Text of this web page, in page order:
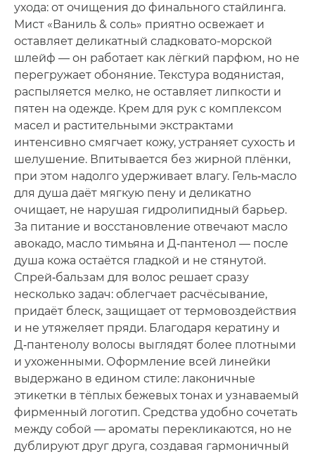
ухода: от очищения до финального стайлинга.
Мист «Ваниль & соль» приятно освежает и
оставляет деликатный сладковато-морской
шлейф — он работает как лёгкий парфюм, но не
перегружает обоняние. Текстура водянистая,
распыляется мелко, не оставляет липкости и
пятен на одежде. Крем для рук с комплексом
масел и растительными экстрактами
интенсивно смягчает кожу, устраняет сухость и
шелушение. Впитывается без жирной плёнки,
при этом надолго удерживает влагу. Гель‑масло
для душа даёт мягкую пену и деликатно
очищает, не нарушая гидролипидный барьер.
За питание и восстановление отвечают масло
авокадо, масло тимьяна и Д‑пантенол — после
душа кожа остаётся гладкой и не стянутой.
Спрей‑бальзам для волос решает сразу
несколько задач: облегчает расчёсывание,
придаёт блеск, защищает от термовоздействия
и не утяжеляет пряди. Благодаря кератину и
Д‑пантенолу волосы выглядят более плотными
и ухоженными. Оформление всей линейки
выдержано в едином стиле: лаконичные
этикетки в тёплых бежевых тонах и узнаваемый
фирменный логотип. Средства удобно сочетать
между собой — ароматы перекликаются, но не
дублируют друг друга, создавая гармоничный